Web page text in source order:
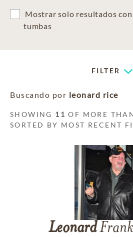
Mostrar solo resultados
tumbas
FILTER
Buscando por leonard rice
SHOWING 11 OF MORE
SORTED BY MOST RECENT
Leonard